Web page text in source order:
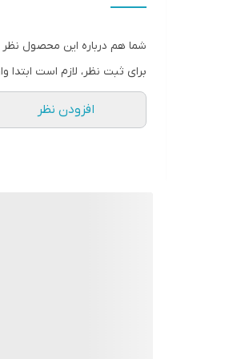
شما هم درباره این محصول نظر
برای ثبت نظر، لازم است
افزودن نظر